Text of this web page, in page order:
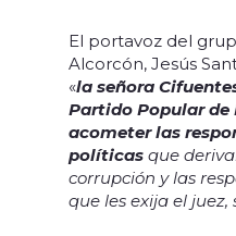
El portavoz del
Alcorcón, Jesús
«la señora
Partido Popular de
acometer las
políticasque
corrupción y las
que les exija el